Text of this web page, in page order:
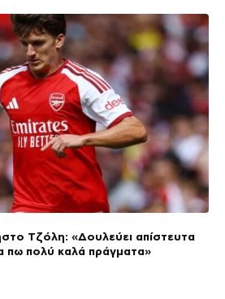
Τζόλη: «Δουλεύει απίστευτα
πω πολύ καλά πράγματα»